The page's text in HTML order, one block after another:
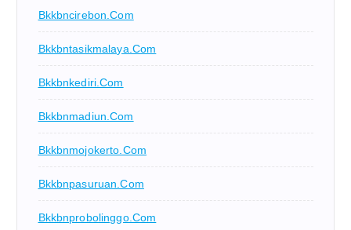
Bkkbncirebon.com
Bkkbntasikmalaya.com
Bkkbnkediri.com
Bkkbnmadiun.com
Bkkbnmojokerto.com
Bkkbnpasuruan.com
Bkkbnprobolinggo.com